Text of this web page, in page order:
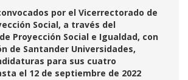
por el Vicerrectorado de
Social, a través del
Proyección Social e Igualdad, con
de Santander Universidades,
para sus cuatro
el 12 de septiembre de 2022